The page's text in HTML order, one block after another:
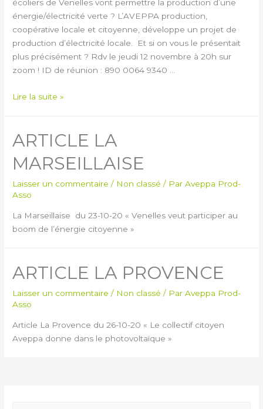
écoliers de Venelles vont permettre la production d’une
énergie/électricité verte ? L’AVEPPA production,
coopérative locale et citoyenne, développe un projet de
production d’électricité locale. Et si on vous le présentait
plus précisément ? Rdv le jeudi 12 novembre à 20h sur
zoom ! ID de réunion : 890 0064 9340 …
Lire la suite »
ARTICLE LA
MARSEILLAISE
Laisser un commentaire / Non classé / ParAveppa Prod-
Asso
La Marseillaise du 23-10-20 « Venelles veut participer au
boom de l’énergie citoyenne »
ARTICLE LA PROVENCE
Laisser un commentaire / Non classé / ParAveppa Prod-
Asso
Article La Provence du 26-10-20 « Le collectif citoyen
Aveppa donne dans le photovoltaïque »